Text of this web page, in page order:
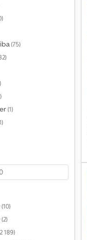
(75)
(1)
(10)
(2)
189)